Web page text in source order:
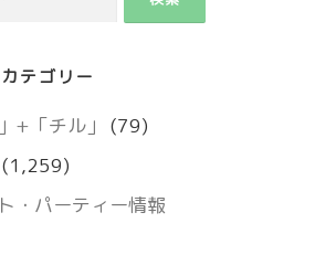
営業時間 9:00～18:00
お問い合わせ
テゴリー
+「チル」
(79)
(1,259)
・パーティー情報